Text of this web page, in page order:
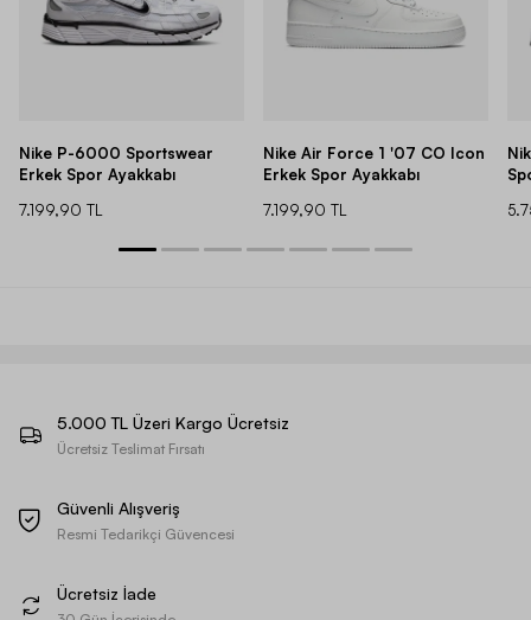
Nike P-6000 Sportswear
Erkek Spor Ayakkabı
7.199,90 TL
Nike Air Force 1 '07 CO Icon
Erkek Spor Ayakkabı
7.199,90 TL
5.000 TL Üzeri Kargo Ücretsiz
Ücretsiz Teslimat Fırsatı
Güvenli Alışveriş
Resmi Tedarikçi Güvencesi
Ücretsiz İade